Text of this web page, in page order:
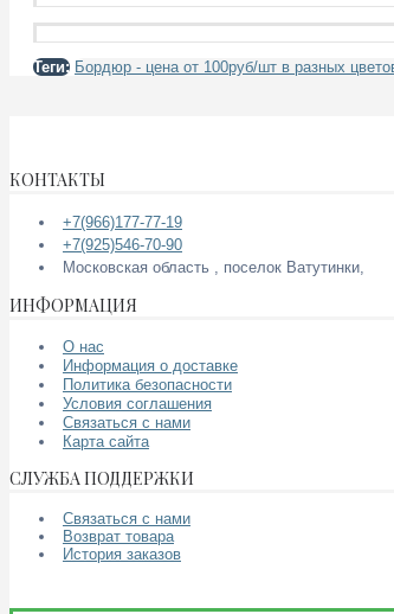
Теги: Бордюр - цена от 100руб/шт в разных
КОНТАКТЫ
+7(966)177-77-19
+7(925)546-70-90
Московская область , поселок Ватутинки,
ИНФОРМАЦИЯ
О нас
Информация о доставке
Политика безопасности
Условия соглашения
Связаться с нами
Карта сайта
СЛУЖБА ПОДДЕРЖКИ
Связаться с нами
Возврат товара
История заказов